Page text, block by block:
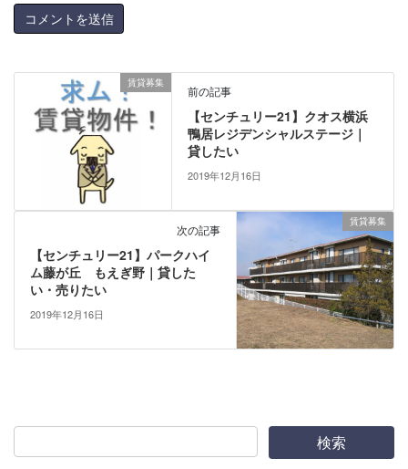
賃貸募集
前の記事
【センチュリー21】クオス横浜
鴨居レジデンシャルステージ｜
貸したい
2019年12月16日
賃貸募集
次の記事
【センチュリー21】パークハイ
ム藤が丘 もえぎ野｜貸した
い・売りたい
2019年12月16日